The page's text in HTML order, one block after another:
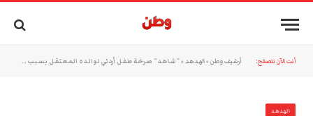
أنت الآن تتصفح: أرشيف وطن »الهدهد »“شاهد” صرخة طفل أردني لوالده المعتقل بسبب علاقته بالأمير حمزة تقلب الأردن.. من هو أبيه؟
الهدهد